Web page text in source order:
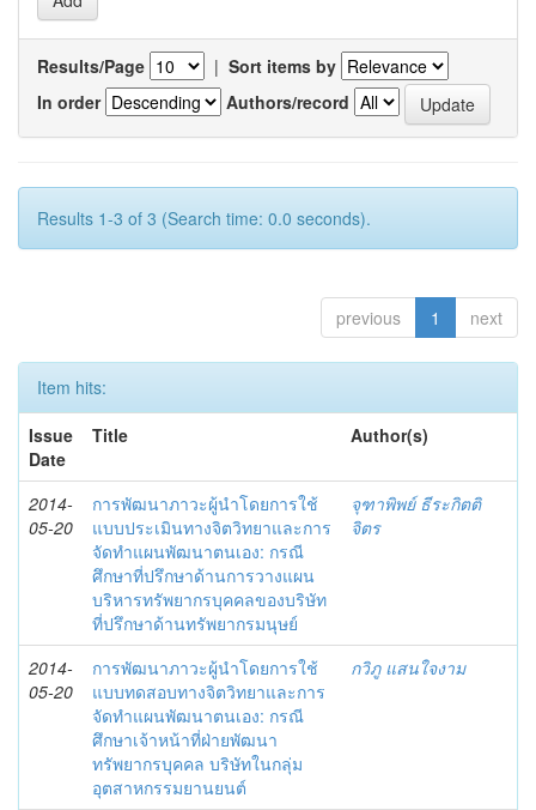
Results/Page | Sort items by
In order
Authors/record
Results 1-3 of 3 (Search time: 0.0 seconds).
previous 1 next
Item hits:
Issue
Date
Title Author(s)
2014-
05-20
การพัฒนาภาวะผู้นำโดยการใช้
แบบประเมินทางจิตวิทยาและการ
จัดทำแผนพัฒนาตนเอง: กรณี
ศึกษาที่ปรึกษาด้านการวางแผน
บริหารทรัพยากรบุคคลของบริษัท
ที่ปรึกษาด้านทรัพยากรมนุษย์
จุฑาพิพย์ ธีระกิตติ
จิตร
2014-
05-20
การพัฒนาภาวะผู้นำโดยการใช้
แบบทดสอบทางจิตวิทยาและการ
จัดทำแผนพัฒนาตนเอง: กรณี
ศึกษาเจ้าหน้าที่ฝ่ายพัฒนา
ทรัพยากรบุคคล บริษัทในกลุ่ม
อุตสาหกรรมยานยนต์
กวิภู แสนใจงาม